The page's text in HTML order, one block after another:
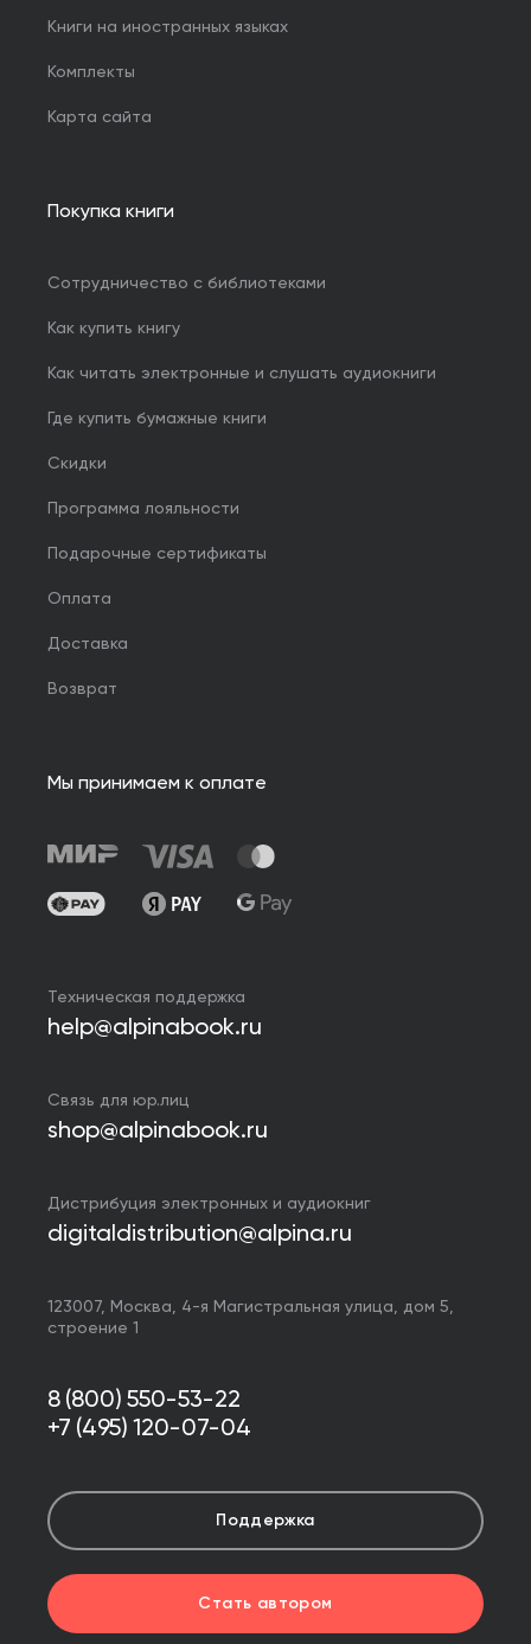
Книги на иностранных языках
Комплекты
Карта сайта
Покупка книги
Сотрудничество с библиотеками
Как купить книгу
Как читать электронные и слушать аудиокниги
Где купить бумажные книги
Скидки
Программа лояльности
Подарочные сертификаты
Оплата
Доставка
Возврат
Мы принимаем к оплате
Техническая поддержка
help@alpinabook.ru
Связь для юр.лиц
shop@alpinabook.ru
Дистрибуция электронных и аудиокниг
digitaldistribution@alpina.ru
123007, Москва, 4-я Магистральная улица, дом 5,
строение 1
8 (800) 550-53-22
+7 (495) 120-07-04
Поддержка
Стать автором